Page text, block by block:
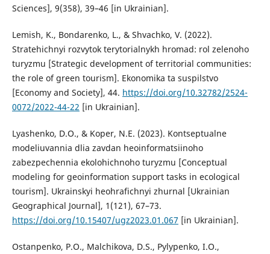
Sciences], 9(358), 39–46 [in Ukrainian].
Lemish, K., Bondarenko, L., & Shvachko, V. (2022).
Stratehichnyi rozvytok terytorialnykh hromad: rol zelenoho
turyzmu [Strategic development of territorial communities:
the role of green tourism]. Ekonomika ta suspilstvo
[Economy and Society], 44. https://doi.org/10.32782/2524-
0072/2022-44-22 [in Ukrainian].
Lyashenko, D.O., & Koper, N.E. (2023). Kontseptualne
modeliuvannia dlia zavdan heoinformatsiinoho
zabezpechennia ekolohichnoho turyzmu [Conceptual
modeling for geoinformation support tasks in ecological
tourism]. Ukrainskyi heohrafichnyi zhurnal [Ukrainian
Geographical Journal], 1(121), 67–73.
https://doi.org/10.15407/ugz2023.01.067 [in Ukrainian].
Ostanpenko, P.O., Malchikova, D.S., Pylypenko, I.O.,